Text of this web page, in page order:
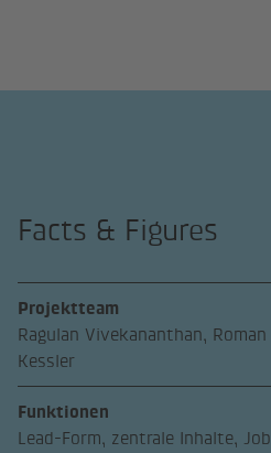
Facts & Figures
Projektteam
Ragulan Vivekananthan,
Kessler
Funktionen
Lead-Form, zentrale Inhalte,